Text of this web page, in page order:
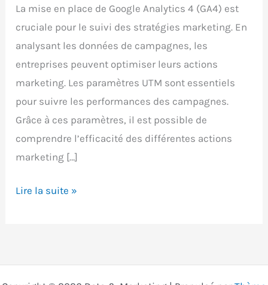
La mise en place de Google Analytics 4 (GA4) est
cruciale pour le suivi des stratégies marketing. En
analysant les données de campagnes, les
entreprises peuvent optimiser leurs actions
marketing. Les paramètres UTM sont essentiels
pour suivre les performances des campagnes.
Grâce à ces paramètres, il est possible de
comprendre l’efficacité des différentes actions
marketing […]
GA4
vos
Lire la suite »